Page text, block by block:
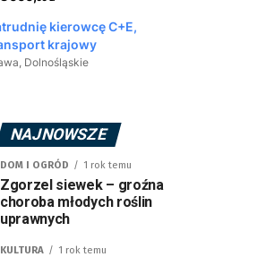
NAJNOWSZE
DOM I OGRÓD 1 rok temu
Zgorzel siewek – groźna
choroba młodych roślin
uprawnych
KULTURA 1 rok temu